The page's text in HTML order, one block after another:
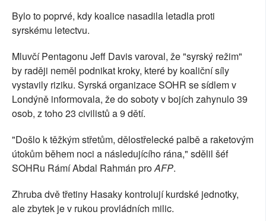
Bylo to poprvé, kdy koalice nasadila letadla proti
syrskému letectvu.
Mluvčí Pentagonu Jeff Davis varoval, že "syrský režim"
by raději neměl podnikat kroky, které by koaliční síly
vystavily riziku. Syrská organizace SOHR se sídlem v
Londýně informovala, že do soboty v bojích zahynulo 39
osob, z toho 23 civilistů a 9 dětí.
"Došlo k těžkým střetům, dělostřelecké palbě a raketovým
útokům během noci a následujícího rána," sdělil šéf
SOHRu Rámí Abdal Rahmán proAFP.
Zhruba dvě třetiny Hasaky kontrolují kurdské jednotky,
ale zbytek je v rukou provládních milic.